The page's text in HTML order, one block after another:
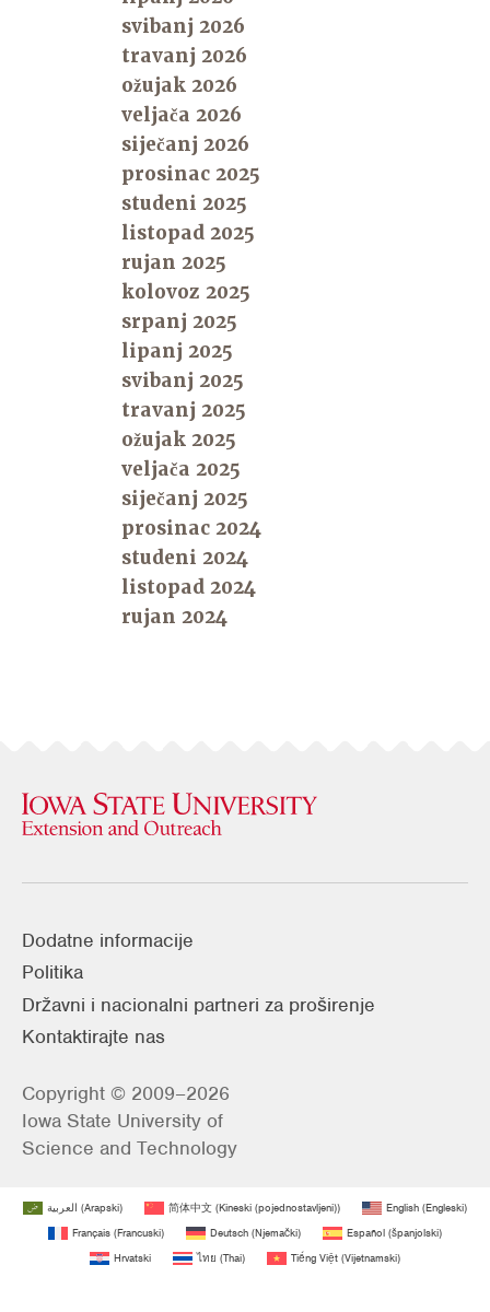
svibanj 2026
travanj 2026
ožujak 2026
veljača 2026
siječanj 2026
prosinac 2025
studeni 2025
listopad 2025
rujan 2025
kolovoz 2025
srpanj 2025
lipanj 2025
svibanj 2025
travanj 2025
ožujak 2025
veljača 2025
siječanj 2025
prosinac 2024
studeni 2024
listopad 2024
rujan 2024
Dodatne informacije
Politika
Državni i nacionalni partneri za proširenje
Kontaktirajte nas
Copyright © 2009–2026
Iowa State University of
Science and Technology
العربية (Arapski) 简体中文 (Kineski (pojednostavljeni)) English (Engleski)
Français (Francuski) Deutsch (Njemački) Español (španjolski)
Hrvatski
ไทย (Thai) Tiếng Việt (Vijetnamski)